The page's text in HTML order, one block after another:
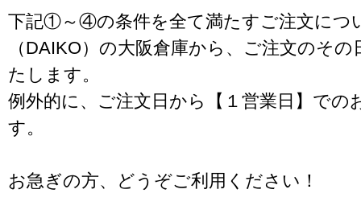
下記①～④の条件を全て満たすご注文につ
（DAIKO）の大阪倉庫から、ご注文のそ
たします。
例外的に、ご注文日から【１営業日】での
す。
お急ぎの方、どうぞご利用ください！